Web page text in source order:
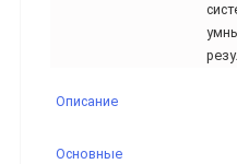
Описание
Основные